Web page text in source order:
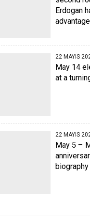
Erdogan
advantage
22 MAYIS
May 14
at a
22 MAYIS
May 5 –
biography